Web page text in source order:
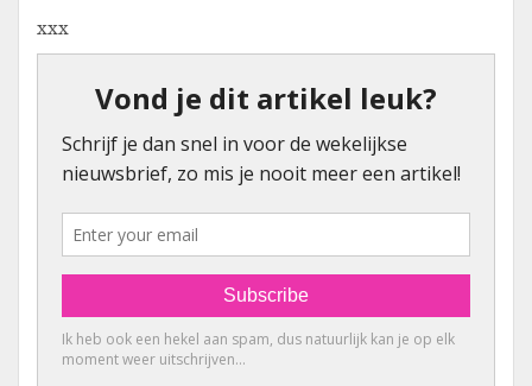
xxx